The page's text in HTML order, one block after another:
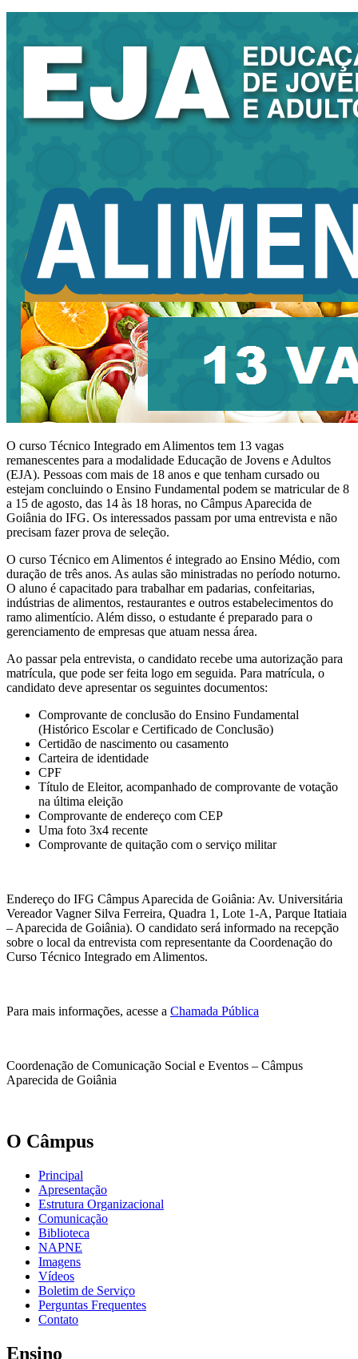
O curso Técnico Integrado em Alimentos tem 13 vagas
remanescentes para a modalidade Educação de Jovens e Adultos
(EJA). Pessoas com mais de 18 anos e que tenham cursado ou
estejam concluindo o Ensino Fundamental podem se matricular de 8
a 15 de agosto, das 14 às 18 horas, no Câmpus Aparecida de
Goiânia do IFG. Os interessados passam por uma entrevista e não
precisam fazer prova de seleção.
O curso Técnico em Alimentos é integrado ao Ensino Médio, com
duração de três anos. As aulas são ministradas no período noturno.
O aluno é capacitado para trabalhar em padarias, confeitarias,
indústrias de alimentos, restaurantes e outros estabelecimentos do
ramo alimentício. Além disso, o estudante é preparado para o
gerenciamento de empresas que atuam nessa área.
Ao passar pela entrevista, o candidato recebe uma autorização para
matrícula, que pode ser feita logo em seguida. Para matrícula, o
candidato deve apresentar os seguintes documentos:
Comprovante de conclusão do Ensino Fundamental
(Histórico Escolar e Certificado de Conclusão)
Certidão de nascimento ou casamento
Carteira de identidade
CPF
Título de Eleitor, acompanhado de comprovante de votação
na última eleição
Comprovante de endereço com CEP
Uma foto 3x4 recente
Comprovante de quitação com o serviço militar
Endereço do IFG Câmpus Aparecida de Goiânia: Av. Universitária
Vereador Vagner Silva Ferreira, Quadra 1, Lote 1-A, Parque Itatiaia
– Aparecida de Goiânia). O candidato será informado na recepção
sobre o local da entrevista com representante da Coordenação do
Curso Técnico Integrado em Alimentos.
Para mais informações, acesse a Chamada Pública
Coordenação de Comunicação Social e Eventos – Câmpus
Aparecida de Goiânia
O Câmpus
Principal
Apresentação
Estrutura Organizacional
Comunicação
Biblioteca
NAPNE
Imagens
Vídeos
Boletim de Serviço
Perguntas Frequentes
Contato
Ensino